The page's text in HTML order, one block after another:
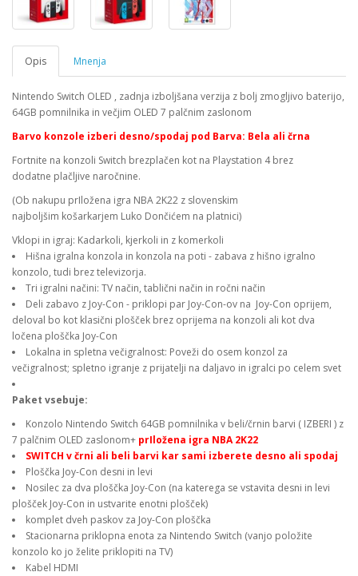
Opis Mnenja
Nintendo Switch OLED , zadnja izboljšana verzija z bolj zmogljivo baterijo,
64GB pomnilnika in večjim OLED 7 palčnim zaslonom
Barvo konzole izberi desno/spodaj pod Barva: Bela ali črna
Fortnite na konzoli Switch brezplačen kot na Playstation 4 brez
dodatne plačljive naročnine.
(Ob nakupu prIložena igra NBA 2K22 z slovenskim
najboljšim košarkarjem Luko Dončićem na platnici)
Vklopi in igraj: Kadarkoli, kjerkoli in z komerkoli
Hišna igralna konzola in konzola na poti - zabava z hišno igralno
konzolo, tudi brez televizorja.
Tri igralni načini: TV način, tablični način in ročni način
Deli zabavo z Joy-Con - priklopi par Joy-Con-ov na Joy-Con oprijem,
deloval bo kot klasični plošček brez oprijema na konzoli ali kot dva
ločena ploščka Joy-Con
Lokalna in spletna večigralnost: Poveži do osem konzol za
večigralnost; spletno igranje z prijatelji na daljavo in igralci po celem svet
Paket vsebuje:
Konzolo Nintendo Switch 64GB pomnilnika v beli/črnin barvi ( IZBERI ) z
7 palčnim OLED zaslonom+ prIložena igra NBA 2K22
SWITCH v črni ali beli barvi kar sami izberete desno ali spodaj
Ploščka Joy-Con desni in levi
Nosilec za dva ploščka Joy-Con (na katerega se vstavita desni in levi
plošček Joy-Con in ustvarite enotni plošček)
komplet dveh paskov za Joy-Con ploščka
Stacionarna priklopna enota za Nintendo Switch (vanjo položite
konzolo ko jo želite priklopiti na TV)
Kabel HDMI